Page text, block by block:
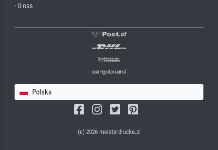
· O nas
Polska
(c) 2026 meisterdrucke.pl